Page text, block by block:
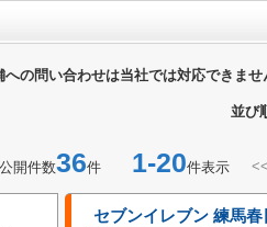
の問い合わせは当社では対応できませ
並び
開件数36件 1-20件表示
セブンイレブン 練馬